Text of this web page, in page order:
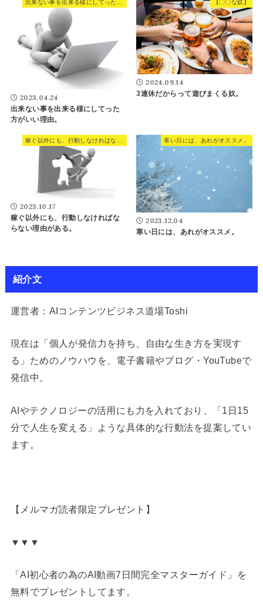
2023.04.24
出来ない事を出来る様にしてった
方がいい理由。
【〇〇な奴】
2024.09.14
3連休だからって遊びまくる奴。
2023.10.17
稼ぐ以外にも、行動しなければな
らない理由がある。
寒い日には、あれがオススメ。
2023.12.04
寒い日には、あれがオススメ。
紹介文
運営者：AIコンテンツビジネス道場Toshi
現在は「個人が発信力を持ち、自由な生き方を実現す
る」ためのノウハウを、電子書籍やブログ・YouTubeで
発信中。
AIやテクノロジーの活用にも力を入れており、「1日15
分で人生を変える」ような具体的な行動法を提案してい
ます。
【メルマガ読者限定プレゼント】
▼▼▼
「AI初心者の為のAI動画7日間完全マスターガイド」を
無料でプレゼントしてます。